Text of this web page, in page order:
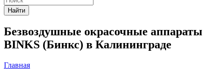
Найти
Безвоздушные окрасочные аппараты
BINKS (Бинкс) в Калининграде
Главная